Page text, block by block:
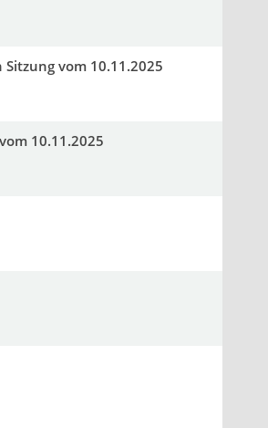
vom 10.11.2025
10.11.2025